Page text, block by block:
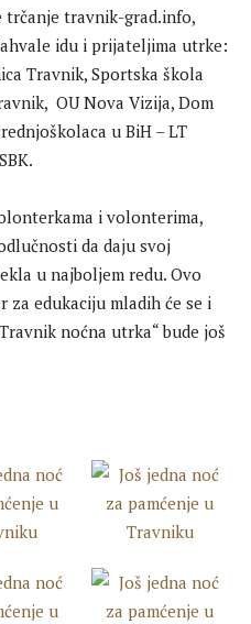
travnik-grad.info,
idu i prijateljima utrke:
Travnik, Sportska škola
OU Nova Vizija, Dom
u BiH – LT
i volonterima,
da daju svoj
u najboljem redu. Ovo
za edukaciju mladih će se i
noćna utrka“ bude još